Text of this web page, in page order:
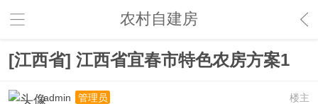
农村自建房
[江西省] 江西省宜春市特色农房方案1
楼主
admin
管理员